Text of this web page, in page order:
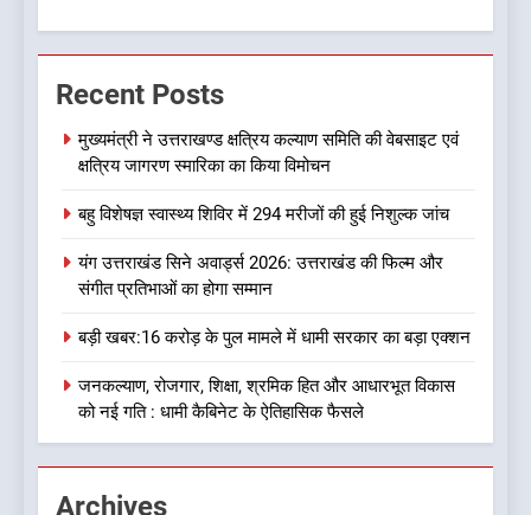
7
में समाया पूरा परिवार, पांच की दर्दनाक
उत्तराखण्ड
कृष्णा हाउसकीपिंग के मालिक दीपक
जायसवाल विनोद नौटियाल आदि पर
मुकदमा दर्ज
उत्तराखण्ड
1
मुख्यमंत्री ने उत्तराखण्ड क्षत्रिय
कल्याण समिति की वेबसाइट एवं
विमोचन
उत्तराखण्ड
2
Recent Posts
मुख्यमंत्री ने उत्तराखण्ड क्षत्रिय कल्याण समिति की वेबसाइट एवं
क्षत्रिय जागरण स्मारिका का किया विमोचन
बहु विशेषज्ञ स्वास्थ्य शिविर में 294 मरीजों की हुई निशुल्क जांच
यंग उत्तराखंड सिने अवार्ड्स 2026: उत्तराखंड की फिल्म और
संगीत प्रतिभाओं का होगा सम्मान
बड़ी खबर:16 करोड़ के पुल मामले में धामी सरकार का बड़ा एक्शन
जनकल्याण, रोजगार, शिक्षा, श्रमिक हित और आधारभूत विकास
को नई गति : धामी कैबिनेट के ऐतिहासिक फैसले
Archives